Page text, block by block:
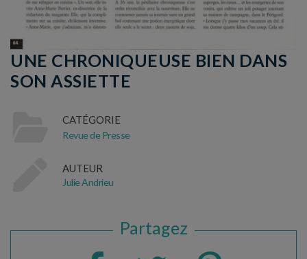
UNE CHRONIQUEUSE BIEN DANS
SON ASSIETTE
CATÉGORIE
Revue de Presse
AUTEUR
Julie Andrieu
Partagez